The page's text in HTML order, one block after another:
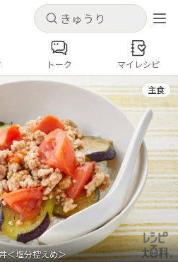
キャンセル
レシピを保存できます
キャンセル
コンテンツ
トマト
とうもろこし
が ゴーヤ
トーク マイレシピ
＜塩分控えめ＞
主食